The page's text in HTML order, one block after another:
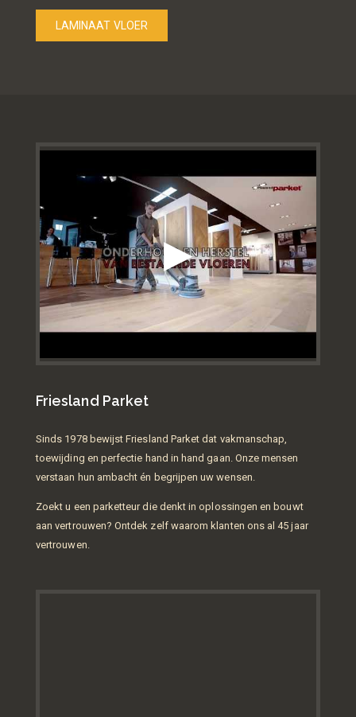
LAMINAAT VLOER
Friesland Parket
Sinds 1978 bewijst Friesland Parket dat vakmanschap,
toewijding en perfectie hand in hand gaan. Onze mensen
verstaan hun ambacht én begrijpen uw wensen.
Zoekt u een parketteur die denkt in oplossingen en bouwt
aan vertrouwen? Ontdek zelf waarom klanten ons al 45 jaar
vertrouwen.